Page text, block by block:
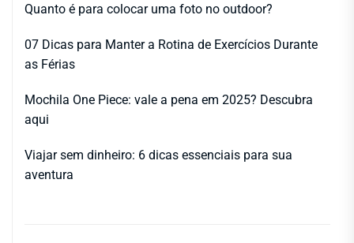
Quanto é para colocar uma foto no outdoor?
07 Dicas para Manter a Rotina de Exercícios Durante
as Férias
Mochila One Piece: vale a pena em 2025? Descubra
aqui
Viajar sem dinheiro: 6 dicas essenciais para sua
aventura